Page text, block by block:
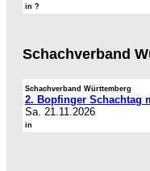
in ?
Schachverband
Schachverband Württemberg
2. Bopfinger Schachtag
Sa. 21.11.2026
in